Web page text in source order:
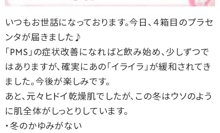
いつもお世話になっております。今日、４箱目のプラセ
ンタが届きました♪
「PMS」の症状改善になればと飲み始め、少しずつで
はありますが、確実にあの「イライラ」が緩和されてき
ました。今後が楽しみです。
あと、元々ヒドイ乾燥肌でしたが、この冬はウソのよう
に肌全体がしっとりしています。
・冬のかゆみがない